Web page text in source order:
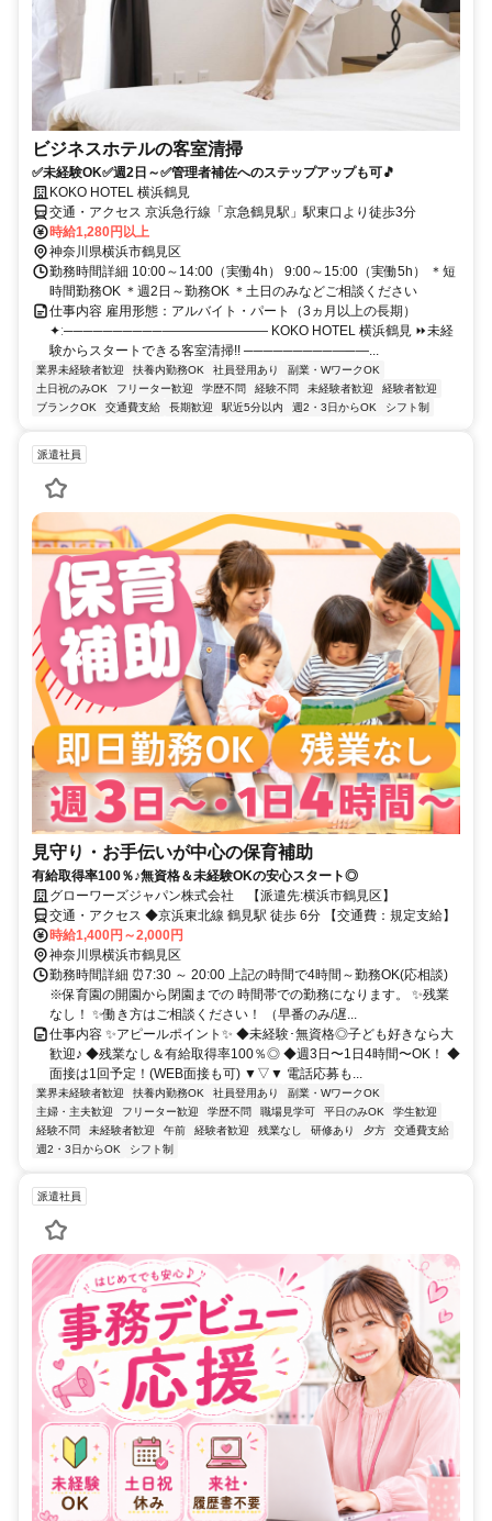
ビジネスホテルの客室清掃
✅未経験OK✅週2日～✅管理者補佐へのステップアップも可🎵
KOKO HOTEL 横浜鶴見
交通・アクセス 京浜急行線「京急鶴見駅」駅東口より徒歩3分
時給1,280円以上
神奈川県横浜市鶴見区
勤務時間詳細 10:00～14:00（実働4h） 9:00～15:00（実働5h） ＊短
時間勤務OK ＊週2日～勤務OK ＊土日のみなどご相談ください
仕事内容 雇用形態：アルバイト・パート（3ヵ月以上の長期）
✦ː──────────―――――――― KOKO HOTEL 横浜鶴見 ⏩️未経
験からスタートできる客室清掃!! ─────────―─―...
業界未経験者歓迎 扶養内勤務OK 社員登用あり
副業・WワークOK
土日祝のみOK
フリーター歓迎 学歴不問 経験不問 未経験者歓迎
経験者歓迎
ブランクOK
交通費支給 長期歓迎 駅近5分以内 週2・3日からOK シフト制
派遣社員
見守り・お手伝いが中心の保育補助
有給取得率100％♪無資格＆未経験OKの安心スタート◎
グローワーズジャパン株式会社 【派遣先:横浜市鶴見区】
交通・アクセス ◆京浜東北線 鶴見駅 徒歩 6分 【交通費：規定支給】
時給1,400円～2,000円
神奈川県横浜市鶴見区
勤務時間詳細 ⏰7:30 ～ 20:00 上記の時間で4時間～勤務OK(応相談)
※保育園の開園から閉園までの 時間帯での勤務になります。 ✨残業
なし！ ✨働き方はご相談ください！ （早番のみ/遅...
仕事内容 ✨アピールポイント✨ ◆未経験･無資格◎子ども好きなら大
歓迎♪ ◆残業なし＆有給取得率100％◎ ◆週3日〜1日4時間〜OK！ ◆
面接は1回予定！(WEB面接も可) ▼▽▼ 電話応募も...
業界未経験者歓迎 扶養内勤務OK 社員登用あり
副業・WワークOK
主婦・主夫歓迎
フリーター歓迎 学歴不問 職場見学可 平日のみOK
学生歓迎
経験不問
未経験者歓迎 午前 経験者歓迎 残業なし 研修あり 夕方
交通費支給
週2・3日からOK
シフト制
派遣社員